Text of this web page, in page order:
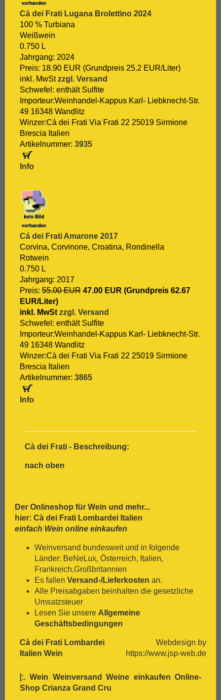
Cá dei Frati Lugana Brolettino 2024
100 % Turbiana
Weißwein
0.750 L
Jahrgang: 2024
Preis: 18.90 EUR (Grundpreis 25.2 EUR/Liter)
inkl. MwStzzgl. Versand
Schwefel: enthält Sulfite
Importeur:Weinhandel-Kappus Karl- Liebknecht-Str.
49 16348 Wandlitz
Winzer:Cà dei Frati Via Frati 22 25019 Sirmione
Brescia Italien
Artikelnummer: 3935
Info
Cá dei Frati Amarone 2017
Corvina, Corvinone, Croatina, Rondinella
Rotwein
0.750 L
Jahrgang: 2017
Preis: 55.00 EUR 47.00 EUR (Grundpreis 62.67
EUR/Liter)
inkl. MwSt zzgl. Versand
Schwefel: enthält Sulfite
Importeur:Weinhandel-Kappus Karl- Liebknecht-Str.
49 16348 Wandlitz
Winzer:Cà dei Frati Via Frati 22 25019 Sirmione
Brescia Italien
Artikelnummer: 3865
Info
Cà dei Frati - Beschreibung:
nach oben
Der Onlineshop für Wein und mehr...
hier: Cà dei Frati Lombardei Italien
einfach Wein online einkaufen
Weinversand bundesweit und in folgende
Länder: BeNeLux, Österreich, Italien,
Frankreich,Großbritannien
Es fallen Versand-/Lieferkosten an.
Alle Preisabgaben beinhalten die gesetzliche
Umsatzsteuer
Lesen Sie unsere Allgemeine
Geschäftsbedingungen
Cà dei Frati Lombardei
Italien Wein
Webdesign by
https://www.jsp-web.de
[:.Wein Weinversand Weine einkaufen Online-
Shop Crianza Grand Cru